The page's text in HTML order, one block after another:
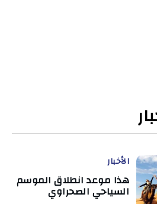
الأخبار
هذا موعد انطلاق الموسم
السياحي الصحراوي